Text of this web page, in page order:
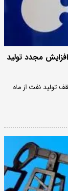
مجدد تولید
تولید نفت از ماه